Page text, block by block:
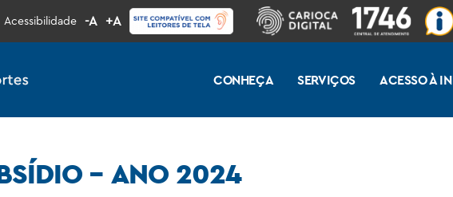
Acessibilidade -A +A
CONHEÇA SERVIÇOS ACESSO À
– ANO 2024